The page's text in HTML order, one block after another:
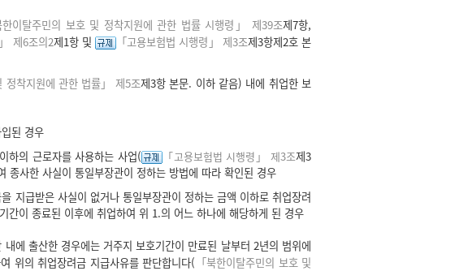
한이탈주민의 보호 및 정착지원에 관한 법률 시행령」 제39조제7항,
제6조의2제1항 및 「고용보험법 시행령」 제3조제3항제2호 본
정착지원에 관한 법률」 제5조제3항 본문. 이하 같음) 내에 취업한 보
된 경우
하의 근로자를 사용하는 사업(
「고용보험법 시행령」 제3조제3
종사한 사실이 통일부장관이 정하는 방법에 따라 확인된 경우
지급받은 사실이 없거나 통일부장관이 정하는 금액 이하로 취업장려
간이 종료된 이후에 취업하여 위 1.의 어느 하나에 해당하게 된 경우
에 출산한 경우에는 거주지 보호기간이 만료된 날부터 2년의 범위에
위의 취업장려금 지급사유를 판단합니다( 「북한이탈주민의 보호 및